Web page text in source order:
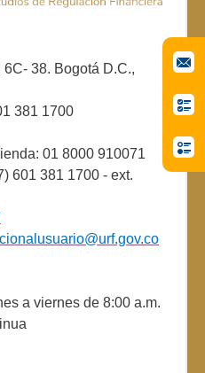
38. Bogotá D.C.,
381 1700
01 8000 910071
601 381 1700 - ext.
a viernes de 8:00 a.m.